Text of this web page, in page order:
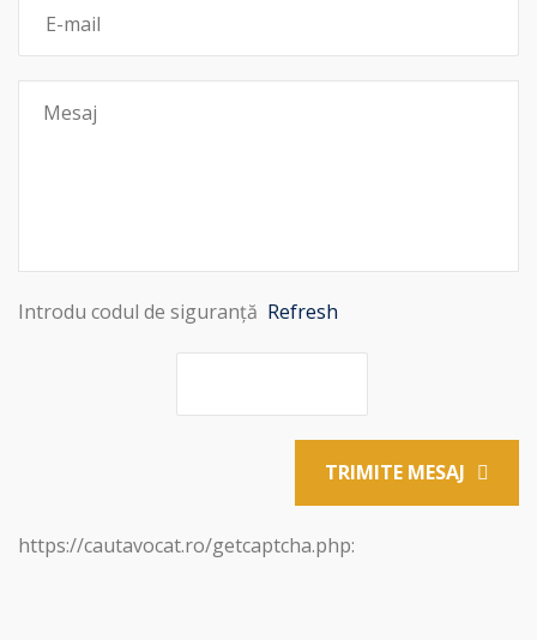
Introdu codul de siguranță Refresh
TRIMITE MESAJ
https://cautavocat.ro/getcaptcha.php: